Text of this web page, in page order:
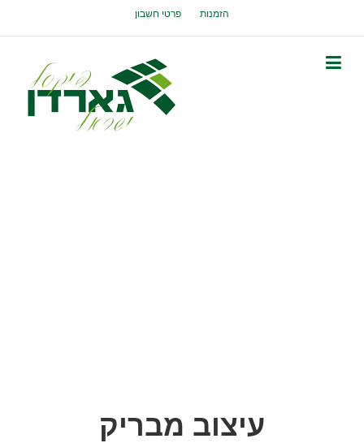
הזמנות פרטי חשבון
עיצוב מבריק